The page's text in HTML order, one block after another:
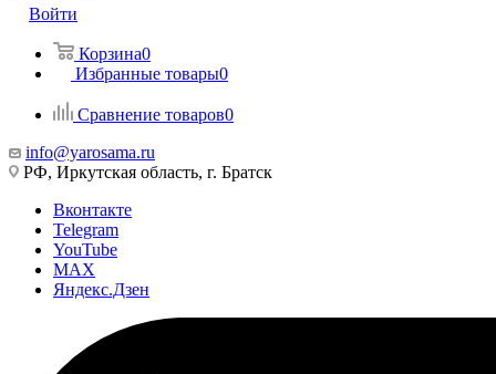
Войти
Корзина0
Избранные товары0
Сравнение товаров0
info@yarosama.ru
РФ, Иркутская область, г. Братск
Вконтакте
Telegram
YouTube
MAX
Яндекс.Дзен